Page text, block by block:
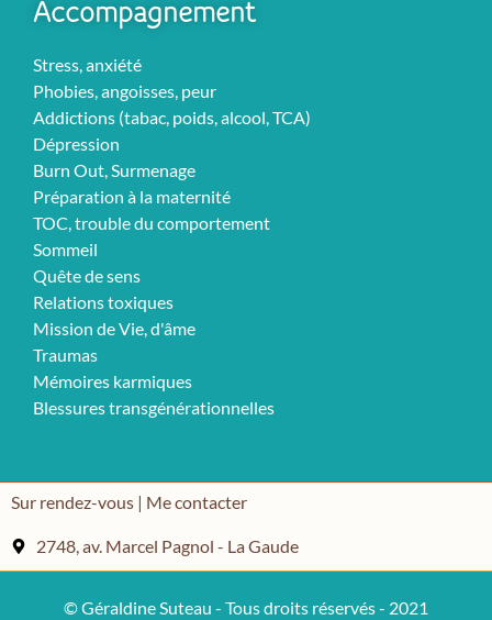
Accompagnement
Stress, anxiété
Phobies, angoisses, peur
Addictions (tabac, poids, alcool, TCA)
Dépression
Burn Out, Surmenage
Préparation à la maternité
TOC, trouble du comportement
Sommeil
Quête de sens
Relations toxiques
Mission de Vie, d'âme
Traumas
Mémoires karmiques
Blessures transgénérationnelles
Sur rendez-vous | Me contacter
2748, av. Marcel Pagnol - La Gaude
© Géraldine Suteau - Tous droits réservés - 2021